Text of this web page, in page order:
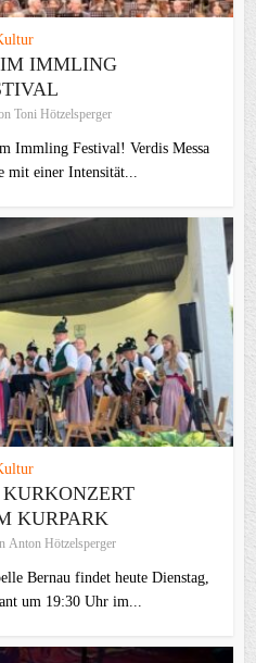
IMMLING
Toni Hötzelsperger
Immling Festival! Verdis Messa
mit einer Intensität...
KURPARK
Anton Hötzelsperger
Bernau findet heute Dienstag,
um 19:30 Uhr im...